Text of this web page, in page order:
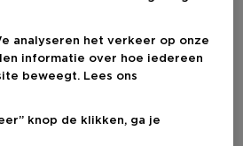
analyseren het verkeer op onze
informatie over hoe iedereen
beweegt. Lees ons
knop de klikken, ga je